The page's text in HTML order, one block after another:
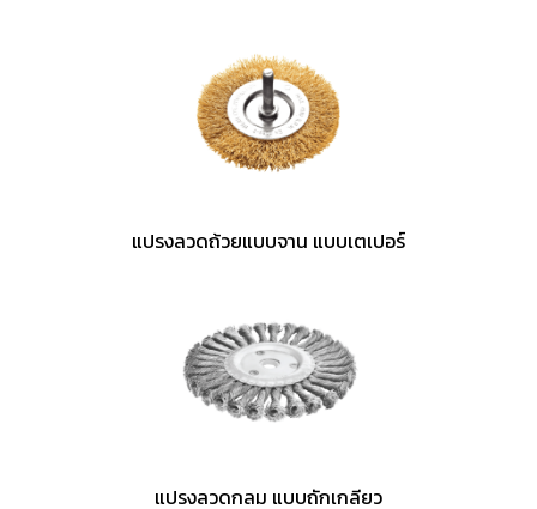
แปรงลวดถ้วยแบบจาน แบบเตเปอร์
แปรงลวดกลม แบบถักเกลียว